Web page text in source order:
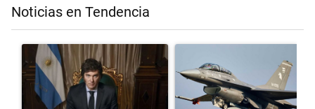
Noticias en Tendencia
Un artículo de tendencia con el título "Milei, listo para 'atajar'
Un artículo de tendencia con el